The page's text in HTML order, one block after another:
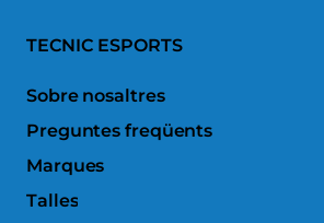
TECNIC ESPORTS
Sobre nosaltres
Preguntes freqüents
Marques
Talles